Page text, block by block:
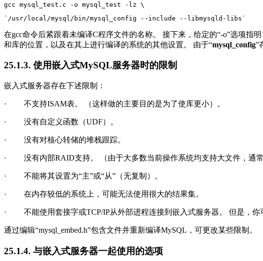
gcc mysql_test.c -o mysql_test -lz \
`/usr/local/mysql/bin/mysql_config --include --libmysqld-libs`
在gcc命令后紧跟着未编译C程序文件的名称。 接下来，给定的“-o”选项指
和库的位置，以及在其上进行编译的系统的其他设置。 由于“mysql_config”
25.1.3. 使用嵌入式MySQL服务器时的限制
嵌入式服务器存在下述限制：
· 不支持ISAM表。 （这样做的主要目的是为了使库更小）。
· 没有自定义函数（UDF）。
· 没有对核心转储的堆栈跟踪。
· 没有内部RAID支持。 （由于大多数当前操作系统均支持大文件，通
· 不能将其设置为“主”或“从”（无复制）。
· 在内存较低的系统上，可能无法使用很大的结果集。
· 不能使用套接字或TCP/IP从外部进程连接到嵌入式服务器。 但是，
通过编辑“mysql_embed.h”包含文件并重新编译MySQL，可更改某些限制。
25.1.4. 与嵌入式服务器一起使用的选项